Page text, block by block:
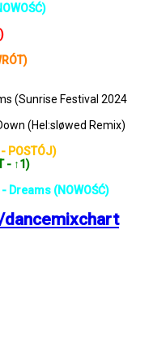
(Sunrise Festival 2024
(Hel:sløwed Remix)
POSTÓJ)
- ↑1)
Dreams (NOWOŚĆ)